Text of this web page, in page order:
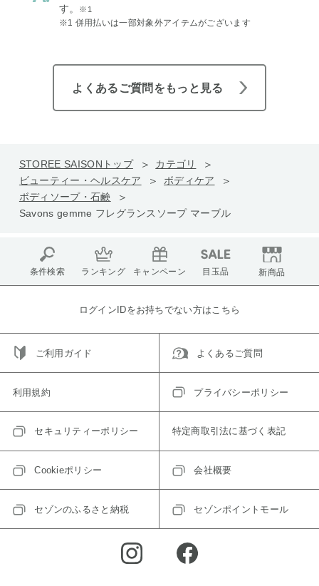
す。
※1
※1 併用払いは一部対象外アイテムがございます
よくあるご質問をもっと見る
STOREE SAISONトップ
カテゴリ
ビューティー・ヘルスケア
ボディケア
ボディソープ・石鹸
Savons gemme フレグランスソープ マーブル
条件検索 ランキング キャンペーン 目玉品 新商品
ログインIDをお持ちでない方はこちら
ご利用ガイド よくあるご質問
利用規約 プライバシーポリシー
セキュリティーポリシー 特定商取引法に基づく表記
Cookieポリシー 会社概要
セゾンのふるさと納税 セゾンポイントモール